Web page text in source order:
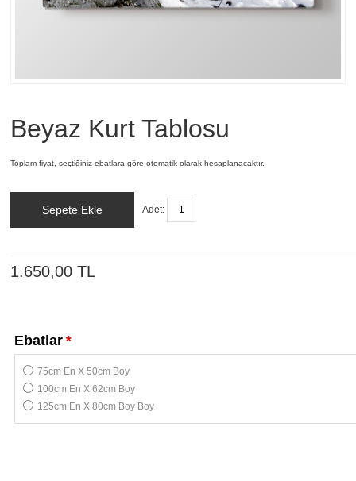
Beyaz Kurt Tablosu
Toplam fiyat, seçtiğiniz ebatlara göre otomatik olarak hesaplanacaktır.
Sepete Ekle Adet:
1.650,00 TL
*
Ebatlar
75cm En X 50cm Boy
100cm En X 62cm Boy
125cm En X 80cm Boy Boy